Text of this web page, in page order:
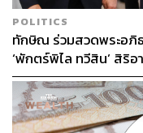
POLITICS
ทักษิณ ร่วมสวดพระอภิ
‘พักตร์พิไล ทวีสิน’ สิริ
หลากวงการร่วมอาลัย